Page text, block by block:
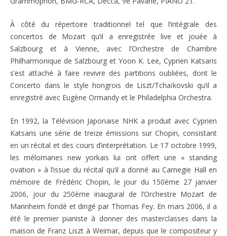
À côté du répertoire traditionnel tel que l’intégrale des
concertos de Mozart qu’il a enregistrée live et jouée à
Salzbourg et à Vienne, avec l’Orchestre de Chambre
Philharmonique de Salzbourg et Yoon K. Lee, Cyprien Katsaris
s’est attaché à faire revivre des partitions oubliées, dont le
Concerto dans le style hongrois de Liszt/Tchaïkovski qu’il a
enregistré avec Eugène Ormandy et le Philadelphia Orchestra.
En 1992, la Télévision Japonaise NHK a produit avec Cyprien
Katsaris une série de treize émissions sur Chopin, consistant
en un récital et des cours d’interprétation. Le 17 octobre 1999,
les mélomanes new yorkais lui ont offert une « standing
ovation » à l’issue du récital qu’il a donné au Carnegie Hall en
mémoire de Frédéric Chopin, le jour du 150ème 27 janvier
2006, jour du 250ème inaugural de l’Orchestre Mozart de
Mannheim fondé et dirigé par Thomas Fey. En mars 2006, il a
été le premier pianiste à donner des masterclasses dans la
maison de Franz Liszt à Weimar, depuis que le compositeur y